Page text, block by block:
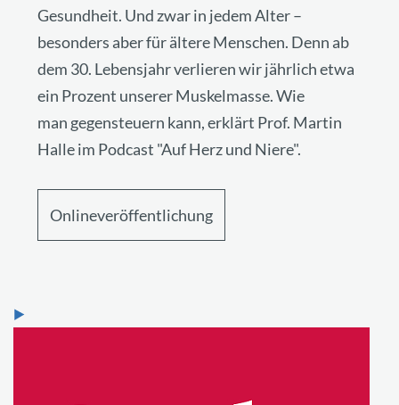
Gesundheit. Und zwar in jedem Alter –
besonders aber für ältere Menschen. Denn ab
dem 30. Lebensjahr verlieren wir jährlich etwa
ein Prozent unserer Muskelmasse. Wie
man gegensteuern kann, erklärt Prof. Martin
Halle im Podcast "Auf Herz und Niere".
Onlineveröffentlichung